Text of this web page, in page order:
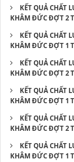
KẾT QUẢ CHẤT
KHÂM ĐỨC ĐỢT 2
KẾT QUẢ CHẤT
KHÂM ĐỨC ĐỢT 1
KẾT QUẢ CHẤT
KHÂM ĐỨC ĐỢT 2
KẾT QUẢ CHẤT
KHÂM ĐỨC ĐỢT 1
KẾT QUẢ CHẤT
KHÂM ĐỨC ĐỢT 2
KẾT QUẢ CHẤT
KHÂM ĐỨC ĐỢT 1